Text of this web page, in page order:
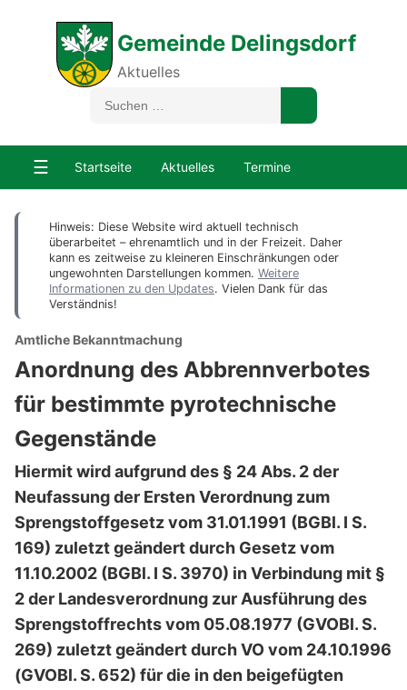
Gemeinde Delingsdorf
Aktuelles
☰ Startseite Aktuelles Termine
Hinweis: Diese Website wird aktuell technisch
überarbeitet – ehrenamtlich und in der Freizeit. Daher
kann es zeitweise zu kleineren Einschränkungen oder
ungewohnten Darstellungen kommen. Weitere
Informationen zu den Updates. Vielen Dank für das
Verständnis!
Amtliche Bekanntmachung
Anordnung des Abbrennverbotes
für bestimmte pyrotechnische
Gegenstände
Hiermit wird aufgrund des § 24 Abs. 2 der
Neufassung der Ersten Verordnung zum
Sprengstoffgesetz vom 31.01.1991 (BGBl. I S.
169) zuletzt geändert durch Gesetz vom
11.10.2002 (BGBl. I S. 3970) in Verbindung mit §
2 der Landesverordnung zur Ausführung des
Sprengstoffrechts vom 05.08.1977 (GVOBl. S.
269) zuletzt geändert durch VO vom 24.10.1996
(GVOBl. S. 652) für die in den beigefügten